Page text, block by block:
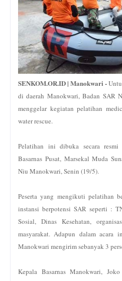
SENKOM.OR.ID | Manokwari -
di daerah Manokwari, Badan SAR
menggelar kegiatan pelatihan
water rescue.
Pelatihan ini dibuka secara
Basarnas Pusat, Marsekal Muda
Niu Manokwari, Senin (19/5).
Peserta yang mengikuti pelatihan
instansi berpotensi SAR seperti :
Sosial, Dinas Kesehatan,
masyarakat. Adapun dalam
Manokwari mengirim sebanyak 3
Kepala Basarnas Manokwari,